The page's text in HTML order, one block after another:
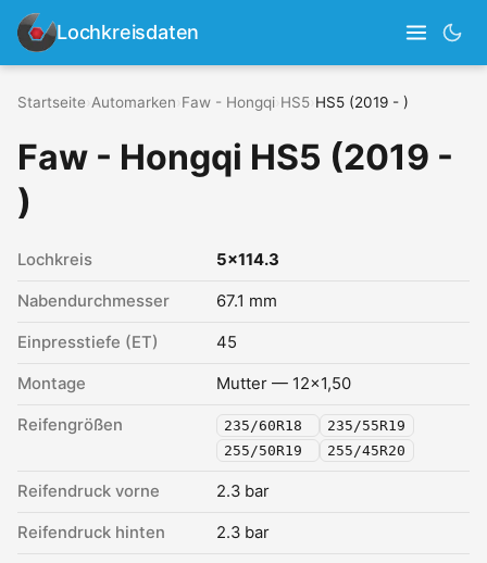
Lochkreisdaten
Startseite Automarken Faw - Hongqi HS5 HS5 (2019 - )
Faw - Hongqi HS5 (2019 -
)
Lochkreis 5x114.3
Nabendurchmesser 67.1 mm
Einpresstiefe (ET) 45
Montage Mutter — 12x1,50
Reifengrößen 235/60R18
235/55R19
255/50R19
255/45R20
Reifendruck vorne 2.3 bar
Reifendruck hinten 2.3 bar